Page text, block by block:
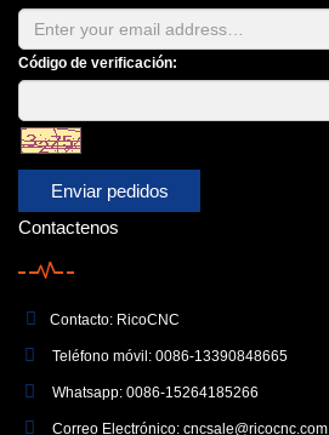
Código de verificación:
Enviar pedidos
Contactenos
Contacto: RicoCNC
Teléfono móvil: 0086-13390848665
Whatsapp: 0086-15264185266
Correo Electrónico: cncsale@ricocnc.com